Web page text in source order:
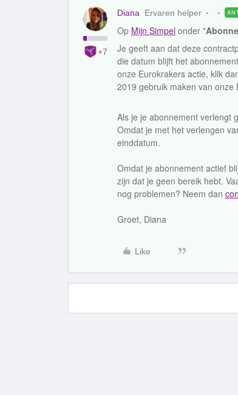
+7
Diana Ervaren helper
Op Mijn Simpel onder "
Je geeft aan dat deze
die datum blijft het
onze Eurokrakers actie, klik
2019 gebruik maken van onze
Als je je abonnement verlengt
Omdat je met het verlengen
einddatum.
Omdat je abonnement actief
zijn dat je geen bereik hebt.
nog problemen? Neem dan
Groet, Diana
Like